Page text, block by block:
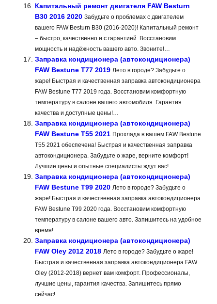
Капитальный ремонт двигателя FAW Besturn
B30 2016 2020 Забудьте о проблемах с двигателем
вашего FAW Besturn B30 (2016-2020)! Капитальный ремонт
– быстро, качественно и с гарантией. Восстановим
мощность и надёжность вашего авто. Звоните!…
Заправка кондиционера (автокондиционера)
FAW Bestune T77 2019 Лето в городе? Забудьте о
жаре! Быстрая и качественная заправка автокондиционера
FAW Bestune T77 2019 года. Восстановим комфортную
температуру в салоне вашего автомобиля. Гарантия
качества и доступные цены!…
Заправка кондиционера (автокондиционера)
FAW Bestune T55 2021 Прохлада в вашем FAW Bestune
T55 2021 обеспечена! Быстрая и качественная заправка
автокондиционера. Забудьте о жаре, верните комфорт!
Лучшие цены и опытные специалисты ждут вас!…
Заправка кондиционера (автокондиционера)
FAW Bestune T99 2020 Лето в городе? Забудьте о
жаре! Быстрая и качественная заправка автокондиционера
FAW Bestune T99 2020 года. Восстановим комфортную
температуру в салоне вашего авто. Запишитесь на удобное
время!…
Заправка кондиционера (автокондиционера)
FAW Oley 2012 2018 Лето в городе? Забудьте о жаре!
Быстрая и качественная заправка автокондиционера FAW
Oley (2012-2018) вернет вам комфорт. Профессионалы,
лучшие цены, гарантия качества. Запишитесь прямо
сейчас!…